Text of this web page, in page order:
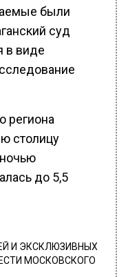
были
суд
в виде
региона
столицу
до 5,5
И ЭКСКЛЮЗИВНЫХ
МОСКОВСКОГО